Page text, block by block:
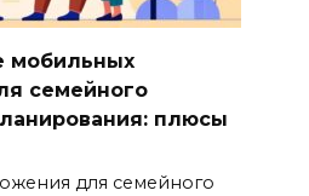
мобильных
семейного
плюсы
для семейного